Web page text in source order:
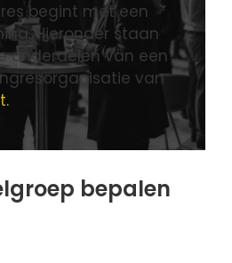
begint met een
Hieronder staan
onderdelen van een
van
bepalen